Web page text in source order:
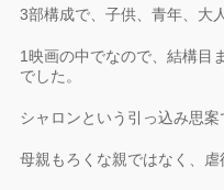
3部構成で、子供、青年、大
1映画の中でなので、結構目
でした。
シャロンという引っ込み思案
母親もろくな親ではなく、虐